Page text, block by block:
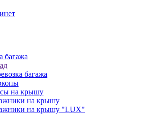
багажа
багажа
на крышу
на крышу
на крышу "LUX"